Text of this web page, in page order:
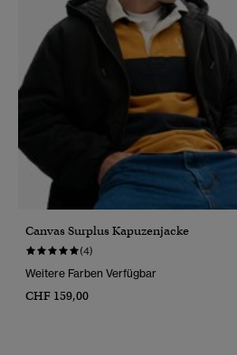
Canvas Surplus Kapuzenjacke
(4)
Weitere Farben Verfügbar
CHF 159,00